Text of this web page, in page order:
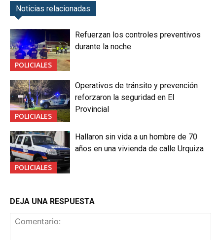
Noticias relacionadas
POLICIALES
Refuerzan los controles preventivos
durante la noche
POLICIALES
Operativos de tránsito y prevención
reforzaron la seguridad en El
Provincial
POLICIALES
Hallaron sin vida a un hombre de 70
años en una vivienda de calle Urquiza
DEJA UNA RESPUESTA